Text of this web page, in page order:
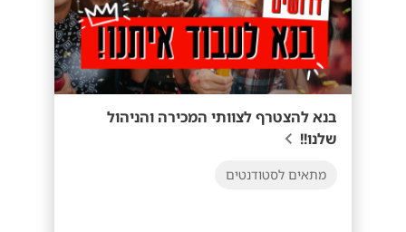
בנא להצטרף לצוותי המכירה והניהול
שלנו!!
מתאים לסטודנטים